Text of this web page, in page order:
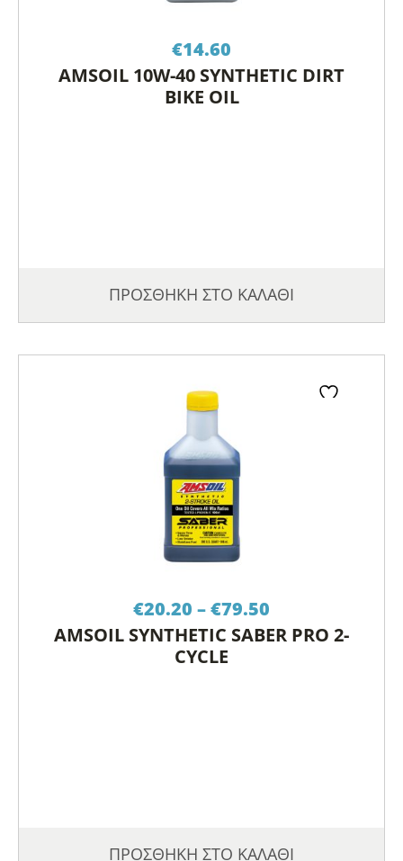
€14.60
AMSOIL 10W-40 SYNTHETIC DIRT
BIKE OIL
ΠΡΟΣΘΗΚΗ ΣΤΟ ΚΑΛΑΘΙ
€20.20 –€79.50
€20.20
AMSOIL SYNTHETIC SABER PRO 2-
CYCLE
ΠΡΟΣΘΗΚΗ ΣΤΟ ΚΑΛΑΘΙ